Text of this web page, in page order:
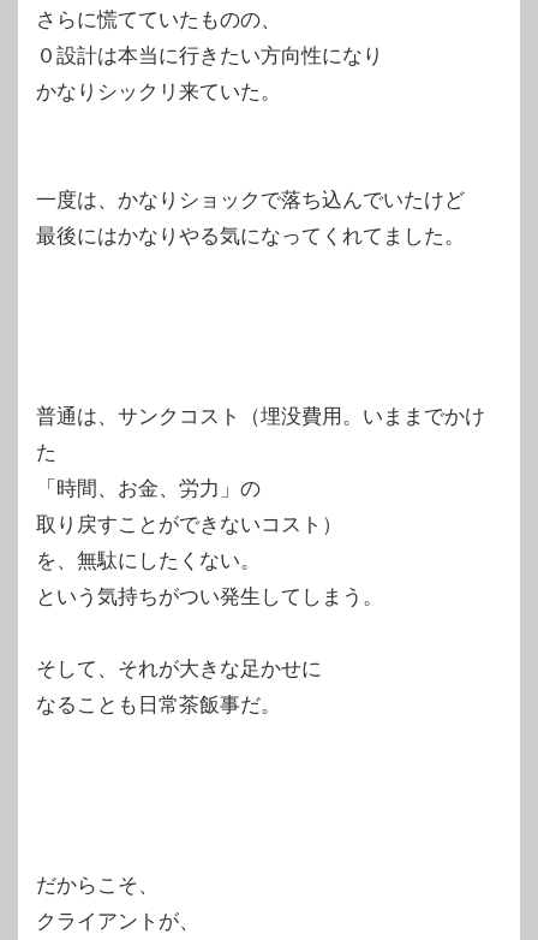
さらに慌てていたものの、
０設計は本当に行きたい方向性になり
かなりシックリ来ていた。
一度は、かなりショックで落ち込んでいたけど
最後にはかなりやる気になってくれてました。
普通は、サンクコスト（埋没費用。いままでかけ
た
「時間、お金、労力」の
取り戻すことができないコスト）
を、無駄にしたくない。
という気持ちがつい発生してしまう。
そして、それが大きな足かせに
なることも日常茶飯事だ。
だからこそ、
クライアントが、